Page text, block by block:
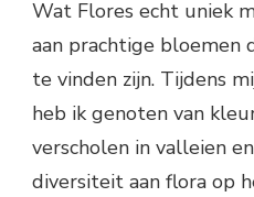
Wat Flores echt uniek
aan prachtige bloemen
te vinden zijn. Tijdens
heb ik genoten van
verscholen in valleien
diversiteit aan flora op